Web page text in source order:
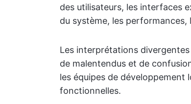
des utilisateurs, les interfaces
du système, les
Les interprétations
de malentendus et de
les équipes de
fonctionnelles.